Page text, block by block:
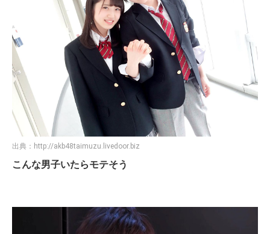
出典： http://akb48taimuzu.livedoor.biz
こんな男子いたらモテそう